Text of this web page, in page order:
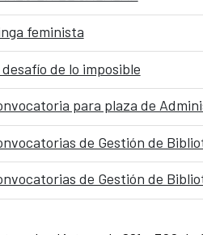
feminista
desafío de lo imposible
para plaza de
de Gestión de
de Gestión de